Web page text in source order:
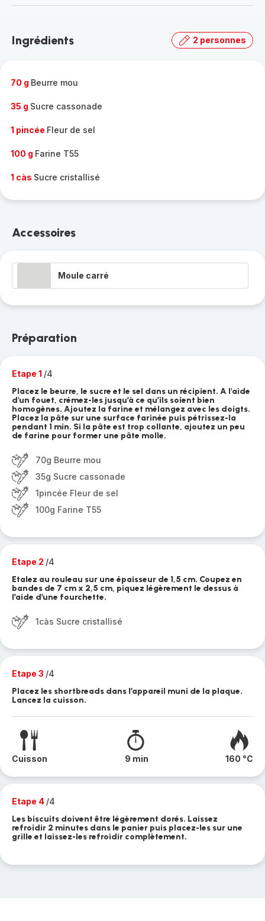
-
gamme
Ingrédients 2 personnes
70 g Beurre mou
35 g Sucre cassonade
1 pincée Fleur de sel
100 g Farine T55
1 càs Sucre cristallisé
Accessoires
Moule carré
Préparation
Etape 1 /4
Placez le beurre, le sucre et le sel dans un récipient. A l'aide
d'un fouet, crémez-les jusqu’à ce qu’ils soient bien
homogènes. Ajoutez la farine et mélangez avec les doigts.
Placez la pâte sur une surface farinée puis pétrissez-la
pendant 1 min. Si la pâte est trop collante, ajoutez un peu
de farine pour former une pâte molle.
70g Beurre mou
35g Sucre cassonade
1pincée Fleur de sel
100g Farine T55
Etape 2 /4
Etalez au rouleau sur une épaisseur de 1,5 cm. Coupez en
bandes de 7 cm x 2,5 cm, piquez légèrement le dessus à
l’aide d’une fourchette.
1càs Sucre cristallisé
Etape 3 /4
Placez les shortbreads dans l’appareil muni de la plaque.
Lancez la cuisson.
Cuisson 9 min 160 °C
Etape 4 /4
Les biscuits doivent être légèrement dorés. Laissez
refroidir 2 minutes dans le panier puis placez-les sur une
grille et laissez-les refroidir complètement.